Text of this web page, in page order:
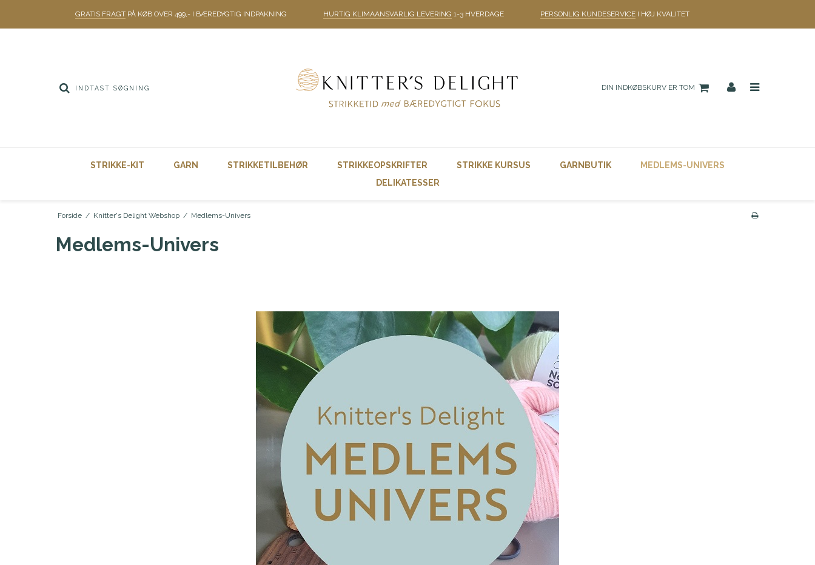
GRATIS FRAGTPÅ KØB OVER 499,- I BÆREDYGTIG INDPAKNING HURTIG KLIMAANSVARLIG LEVERING 1-3 HVERDAGE PERSONLIG KUNDESERVICEI HØJ KVALITET
DIN INDKØBSKURV ER TOM
STRIKKE-KIT GARN STRIKKETILBEHØR STRIKKEOPSKRIFTER STRIKKE KURSUS GARNBUTIK
MEDLEMS-UNIVERS
DELIKATESSER
Forside / Knitter's Delight Webshop / Medlems-Univers
Medlems-Univers